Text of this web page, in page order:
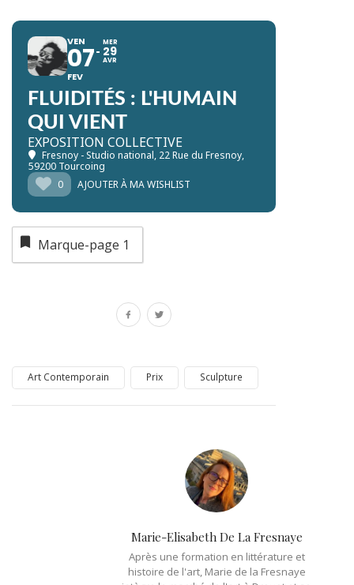
VEN
07
FEV
MER
29
AVR
FLUIDITÉS : L'HUMAIN
QUI VIENT
EXPOSITION COLLECTIVE
Fresnoy - Studio national, 22 Rue du Fresnoy,
59200 Tourcoing
0
AJOUTER À MA WISHLIST
Marque-page 1
Art Contemporain Prix Sculpture
Marie-Elisabeth De La Fresnaye
Après une formation en littérature et
histoire de l'art, Marie de la Fresnaye